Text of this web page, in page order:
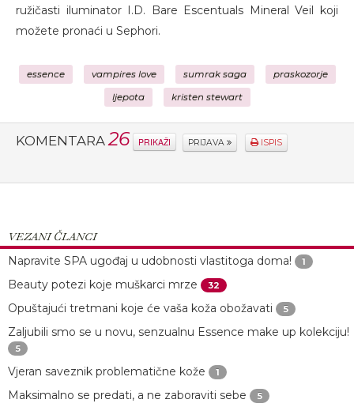
ružičasti iluminator I.D. Bare Escentuals Mineral Veil koji
možete pronaći u Sephori.
essence vampires love sumrak saga praskozorje
ljepota kristen stewart
KOMENTARA 26 PRIKAŽI PRIJAVA ISPIS
VEZANI ČLANCI
Napravite SPA ugođaj u udobnosti vlastitoga doma!
1
Beauty potezi koje muškarci mrze 32
Opuštajući tretmani koje će vaša koža obožavati 5
Zaljubili smo se u novu, senzualnu Essence make up kolekciju!
5
Vjeran saveznik problematične kože 1
Maksimalno se predati, a ne zaboraviti sebe 5